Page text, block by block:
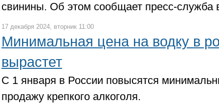
свинины. Об этом сообщает пресс-служба
17 декабря 2024, вторник 11:00
Минимальная цена на водку в
вырастет
С 1 января в России повысятся
продажу крепкого алкоголя.